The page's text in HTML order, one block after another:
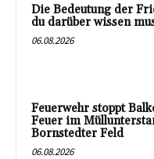
Die Bedeutung der
du darüber wissen
06.08.2026
Feuerwehr stoppt
Feuer im
Bornstedter Feld
06.08.2026